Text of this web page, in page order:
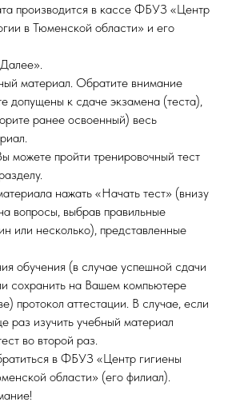
производится в кассе ФБУЗ «Центр
в Тюменской области» и его
материал. Обратите внимание
допущены к сдаче экзамена (теста),
ранее освоенный) весь
можете пройти тренировочный тест
нажать «Начать тест» (внизу
вопросы, выбрав правильные
или несколько), представленные
обучения (в случае успешной сдачи
сохранить на Вашем компьютере
протокол аттестации. В случае, если
раз изучить учебный материал
во второй раз.
в ФБУЗ «Центр гигиены
области» (его филиал).